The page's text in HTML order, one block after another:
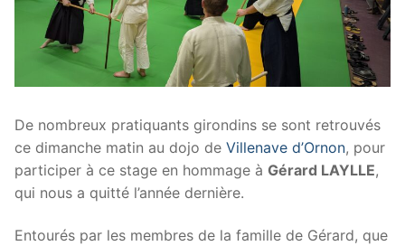
De nombreux pratiquants girondins se sont retrouvés
ce dimanche matin au dojo de Villenave d’Ornon, pour
participer à ce stage en hommage à Gérard LAYLLE,
qui nous a quitté l’année dernière.
Entourés par les membres de la famille de Gérard, que